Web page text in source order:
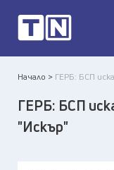
Начало > ГЕРБ: БСП
ГЕРБ: БСП
"Искър"